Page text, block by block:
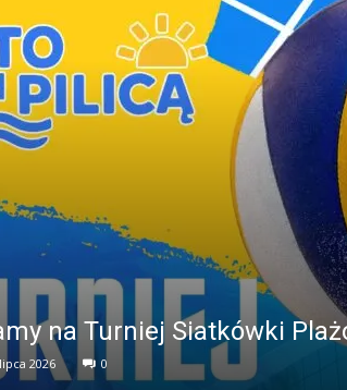
na Turniej Siatkówki
2026 0